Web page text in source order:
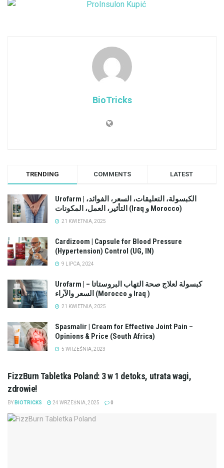
BioTricks
TRENDING COMMENTS LATEST
Urofarm | الكبسولة، التعليقات، السعر، الفوائد،
التأثير، العمل، المكونات (Iraq و Morocco)
21 KWIETNIA, 2025
Cardizoom | Capsule for Blood Pressure
(Hypertension) Control (UG, IN)
9 LIPCA, 2024
Urofarm | كبسولة لعلاج صحة التهاب البروستاتا –
السعر والآراء (Morocco و Iraq )
21 KWIETNIA, 2025
Spasmalir | Cream for Effective Joint Pain –
Opinions & Price (South Africa)
5 WRZEŚNIA, 2023
FizzBurn Tabletka Poland: 3 w 1 detoks, utrata wagi,
zdrowie!
BY BIOTRICKS 24 WRZEŚNIA, 2025 0